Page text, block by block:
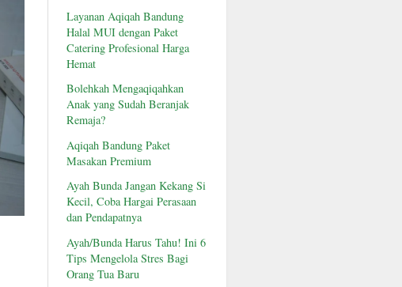
Layanan Aqiqah Bandung
Halal MUI dengan Paket
Catering Profesional Harga
Hemat
Bolehkah Mengaqiqahkan
Anak yang Sudah Beranjak
Remaja?
Aqiqah Bandung Paket
Masakan Premium
Ayah Bunda Jangan Kekang Si
Kecil, Coba Hargai Perasaan
dan Pendapatnya
Ayah/Bunda Harus Tahu! Ini 6
Tips Mengelola Stres Bagi
Orang Tua Baru